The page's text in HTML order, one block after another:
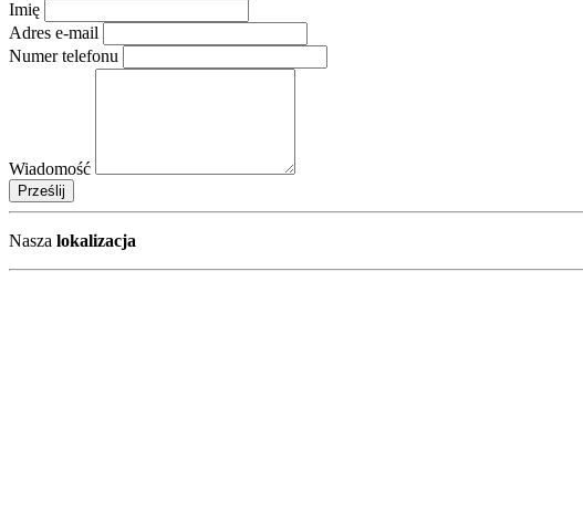
Imię
Adres e-mail
Numer telefonu
Wiadomość
Prześlij
Nasza lokalizacja